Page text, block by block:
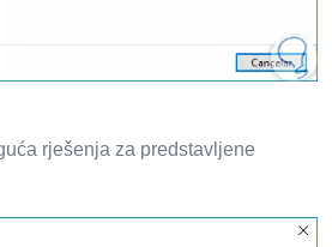
rješenja za predstavljene